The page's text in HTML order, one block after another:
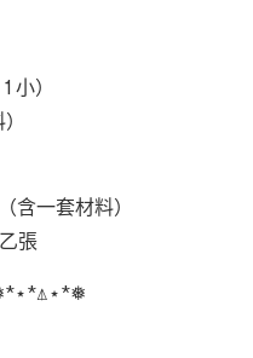
1 小）
含一套材料）
張